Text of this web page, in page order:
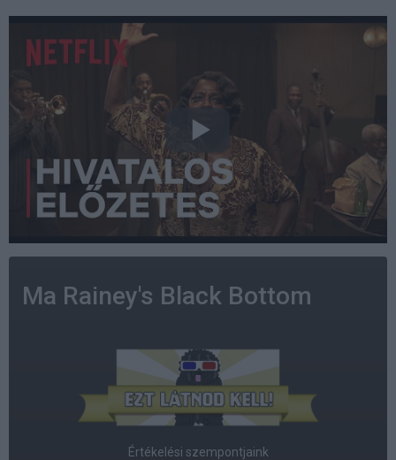
Ma Rainey's Black Bottom
Értékelési szempontjaink